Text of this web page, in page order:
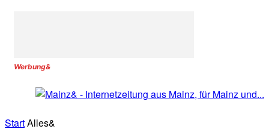
Werbung&
StartAlles&